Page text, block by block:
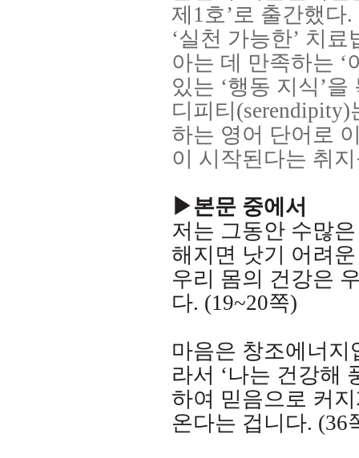
제 1호’로 출간했다.
‘실천 가능한’ 치료
아는 데 만족하는 ‘
있는 ‘행동 지식 ’을
디피티 (serendipity)
하는 영어 단어로
이 시작된다는 취
▶본문 중에서
저는 그동안 수많
해지면 낫기 어려
우리 몸의 건강은
다. (19~20쪽)
마음은 창조에너지
라서 ‘나는 건강해
하여 믿음으로 커
온다는 겁니다. (36